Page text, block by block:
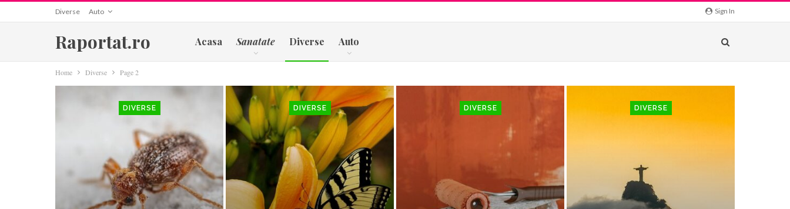
Sign In
Diverse Auto
Raportat.ro Acasa Sanatate Diverse Auto
Home Diverse Page 2
DIVERSE DIVERSE DIVERSE DIVERSE